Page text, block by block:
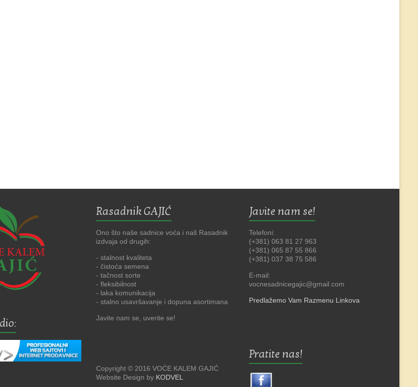
Rasadnik GAJIĆ
Ono što naše sadnice voća i naš Rasadnik
izdvaja od drugih:
- stalnost kvaliteta
- čistoća semena
- tačnost sorte
- fleksibilnost
- laka komunikacija
- stalno usavršavanje i dopuna asortimana
Javite nam se, uverite se!
Copyright © 2016 VOĆE KALEM GAJIĆ
Website Design by KODVEL
Javite nam se!
Telefoni:
(+381) 063 81 27 963
(+381) 065 87 55 866
(+381) 037 38 75 586
E-mail:
vocnesadnicegajic@gmail.com
Predlažemo Vam Razmenu Linkova
Pratite nas!